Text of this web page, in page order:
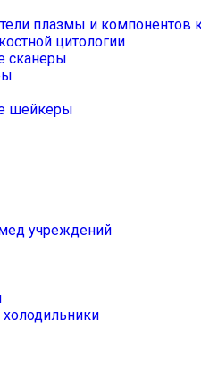
плазмы и компонентов
цитологии
сканеры
шейкеры
учреждений